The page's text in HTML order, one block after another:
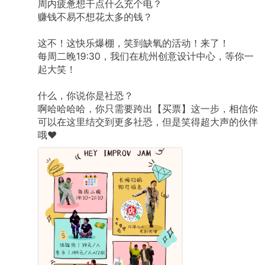
周内疲惫想干点什么充个电？
赚钱不易不想花太多的钱？
这不！这快乐爆棚，笑到缺氧的活动！来了！
每周二晚19:30，我们在杭州创意设计中心，等你一
起大笑！
什么，你说你是社恐？
啊哈哈哈哈，你只需要跨出【买票】这一步，相信你
可以在这里结交到更多社恐，但是笑得超大声的伙伴
哦♥️